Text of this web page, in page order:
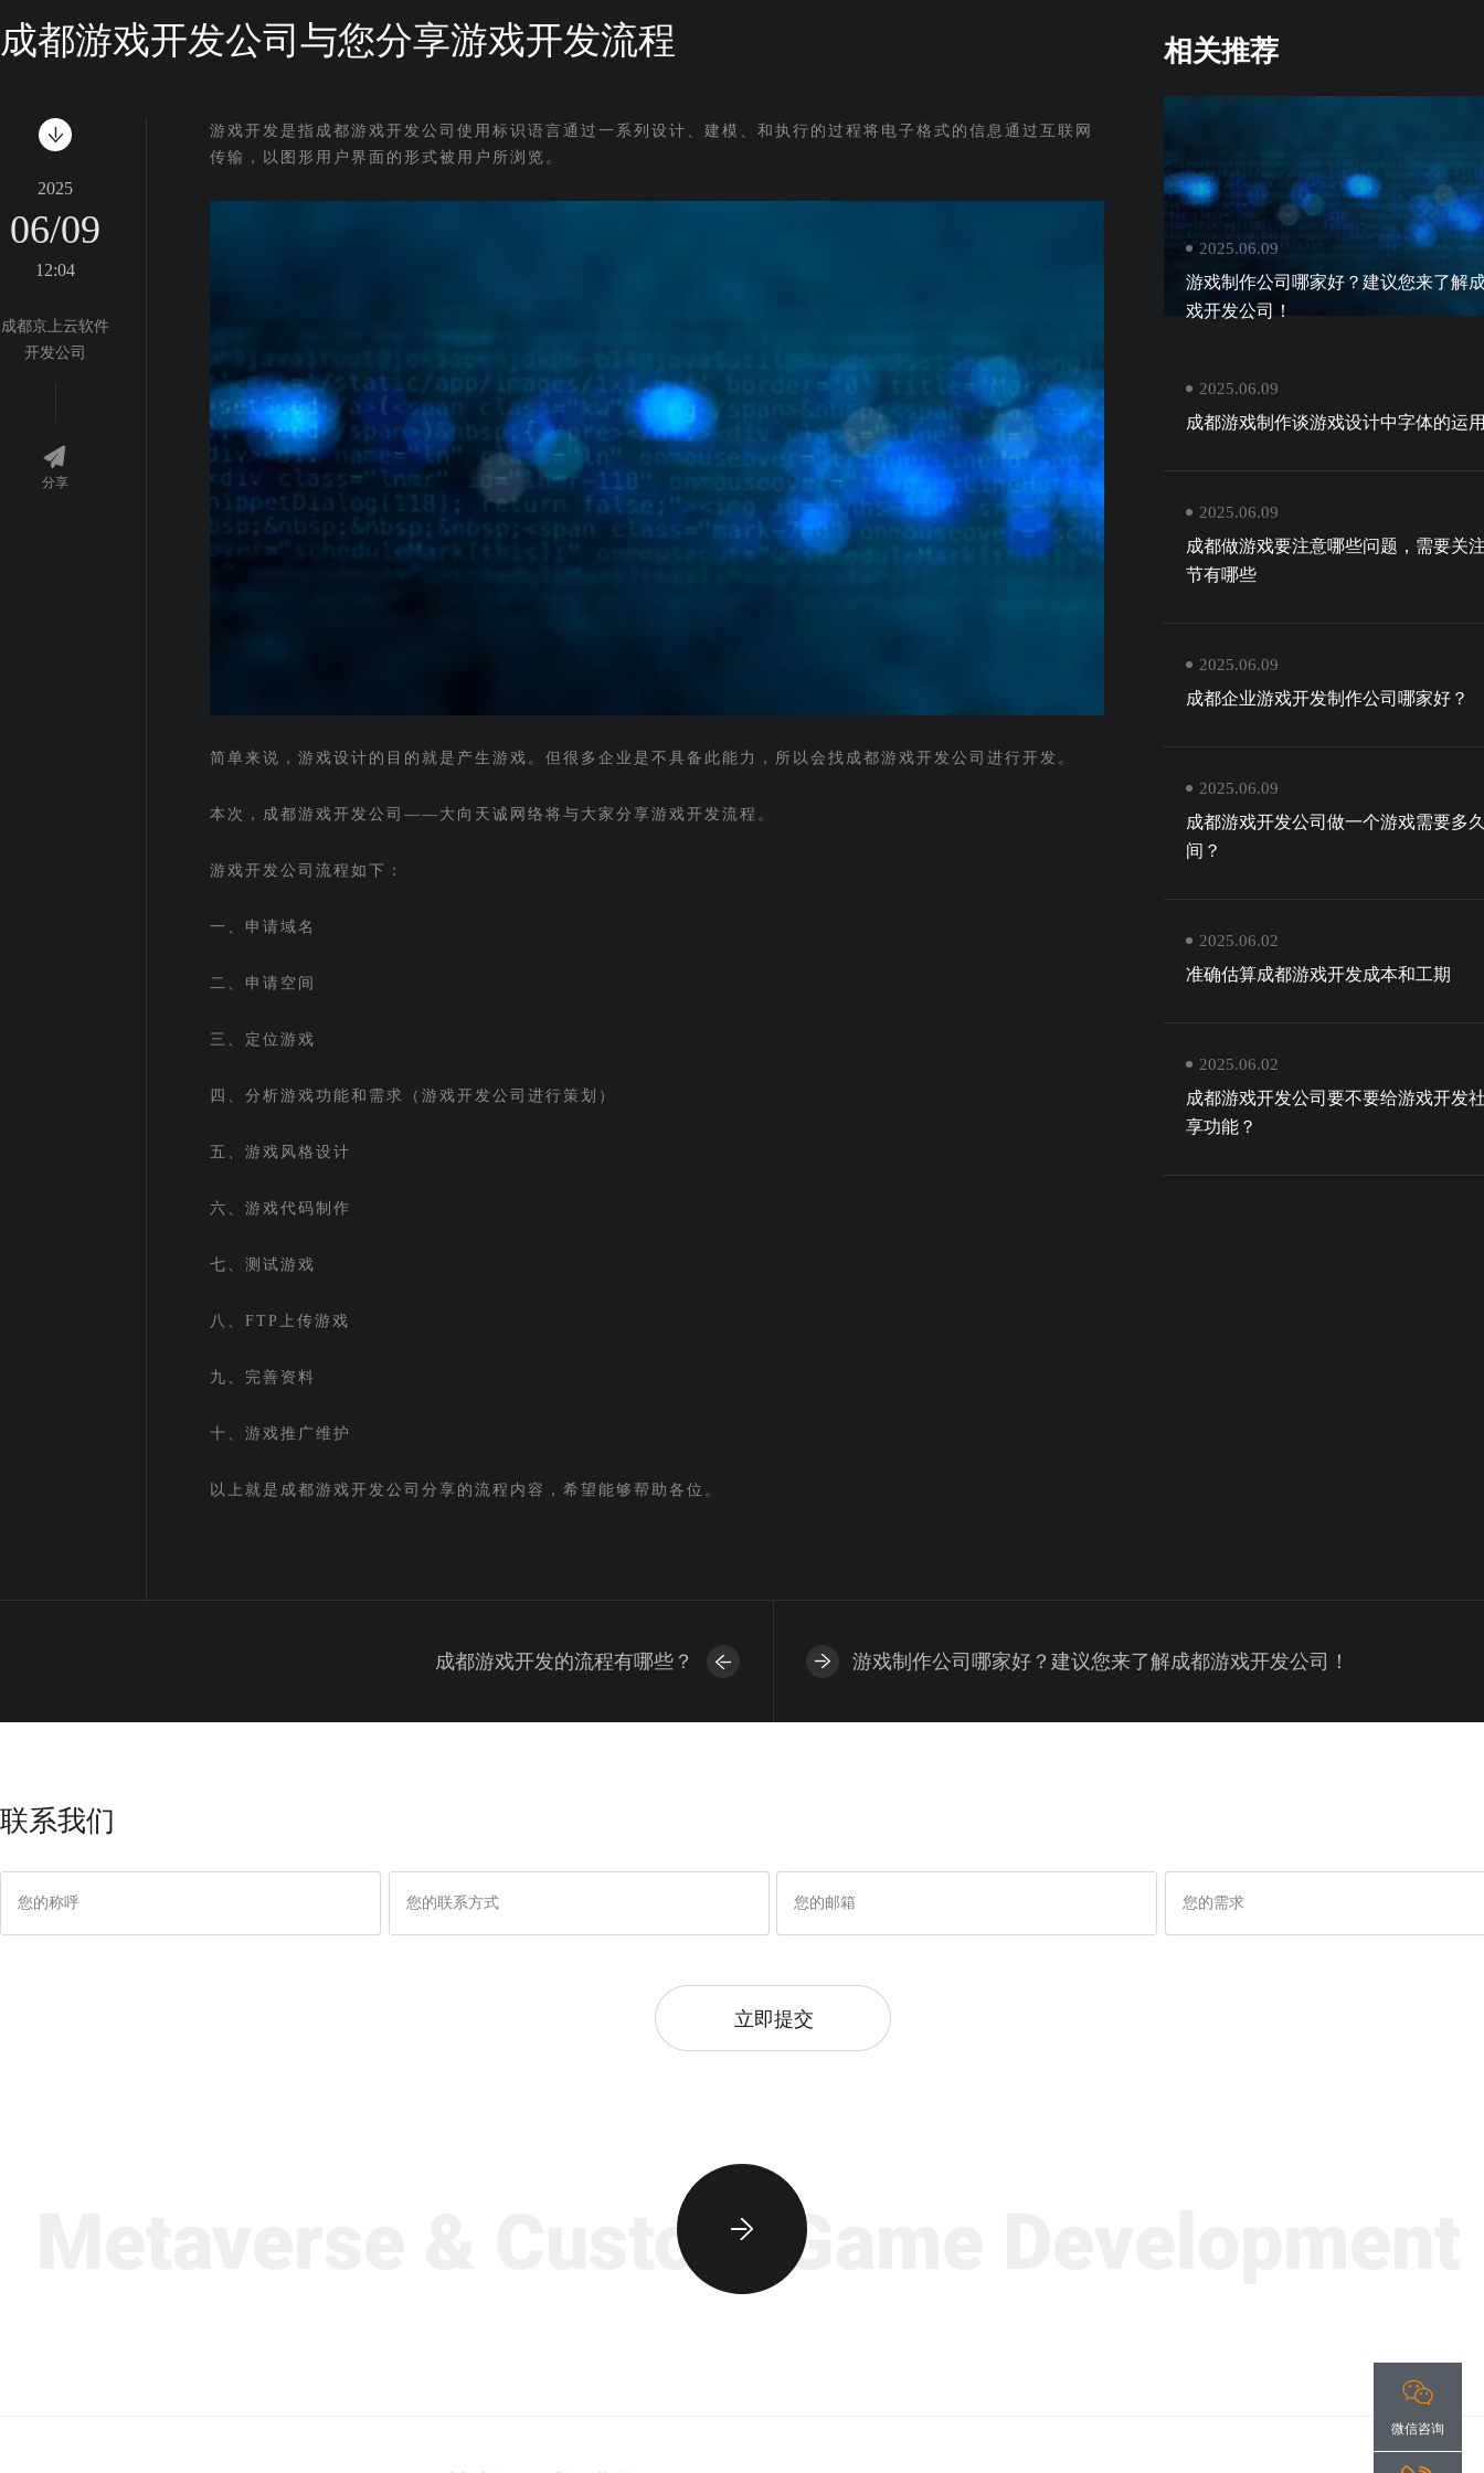
成都游戏开发公司与您分享游戏开发流程
2025
06/09
12:04
成都京上云软件
开发公司
分享
游戏开发是指成都游戏开发公司使用标识语言通过一系列设计、建模、和执行的过程将电子格式的信息通过互联网
传输，以图形用户界面的形式被用户所浏览。
简单来说，游戏设计的目的就是产生游戏。但很多企业是不具备此能力，所以会找成都游戏开发公司进行开发。
本次，成都游戏开发公司——大向天诚网络将与大家分享游戏开发流程。
游戏开发公司流程如下：
一、申请域名
二、申请空间
三、定位游戏
四、分析游戏功能和需求（游戏开发公司进行策划）
五、游戏风格设计
六、游戏代码制作
七、测试游戏
八、FTP上传游戏
九、完善资料
十、游戏推广维护
以上就是成都游戏开发公司分享的流程内容，希望能够帮助各位。
相关推荐
2025.06.09
游戏制作公司哪家好？建议您来了解
戏开发公司！
2025.06.09
成都游戏制作谈游戏设计中字体的运
2025.06.09
成都做游戏要注意哪些问题，需要关
节有哪些
2025.06.09
成都企业游戏开发制作公司哪家好？
2025.06.09
成都游戏开发公司做一个游戏需要多
间？
2025.06.02
准确估算成都游戏开发成本和工期
2025.06.02
成都游戏开发公司要不要给游戏开发
享功能？
成都游戏开发的流程有哪些？ 游戏制作公司哪家好？建议您来了解成都游戏开发公司！
联系我们
立即提交
& Custom Game Development
微信咨询